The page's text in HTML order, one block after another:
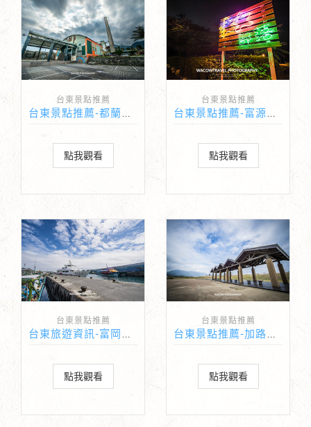
台東景點推薦
點我觀看
台東景點推薦
點我觀看
台東景點推薦
台東旅遊資訊-富岡漁港
點我觀看
台東景點推薦
台東景點推薦-加路蘭遊憩區
點我觀看